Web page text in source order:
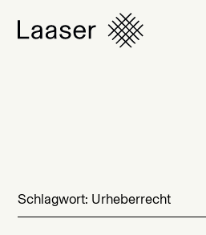
Schlagwort: Urheberrecht